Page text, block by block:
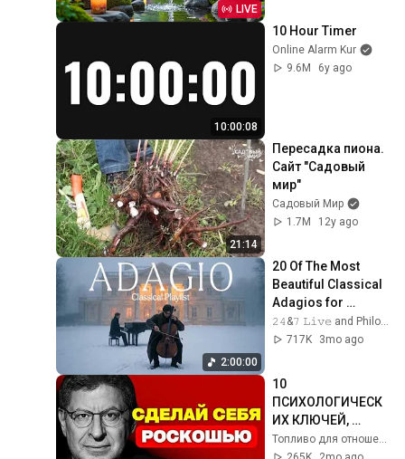
LIVE
10:00:08
10 Hour Timer
Online Alarm Kur
9.6M
6y ago
21:14
Пересадка пиона.
Сайт "Садовый
мир"
Садовый Мир
1.7M
12y ago
2:00:00
20 Of The Most
Beautiful Classical
Adagios for
Relaxation and
Peace in
𝟸𝟺&𝟽 𝙻𝚒𝚟𝚎 and Philosophical Instrumentals
717K
3mo ago
10
ПСИХОЛОГИЧЕСК
ИХ КЛЮЧЕЙ,
ЧТОБЫ ВАС
ВОСПРИНИМАЛИ